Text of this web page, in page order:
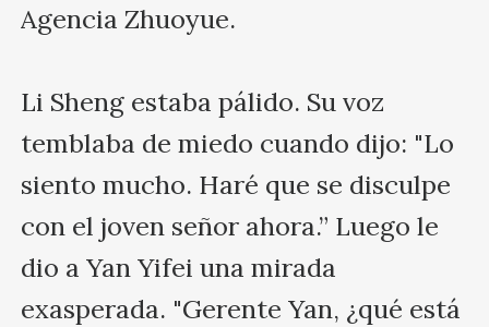
Agencia Zhuoyue.
Li Sheng estaba pálido. Su voz
temblaba de miedo cuando dijo: "Lo
siento mucho. Haré que se disculpe
con el joven señor ahora.” Luego le
dio a Yan Yifei una mirada
exasperada. "Gerente Yan, ¿qué está